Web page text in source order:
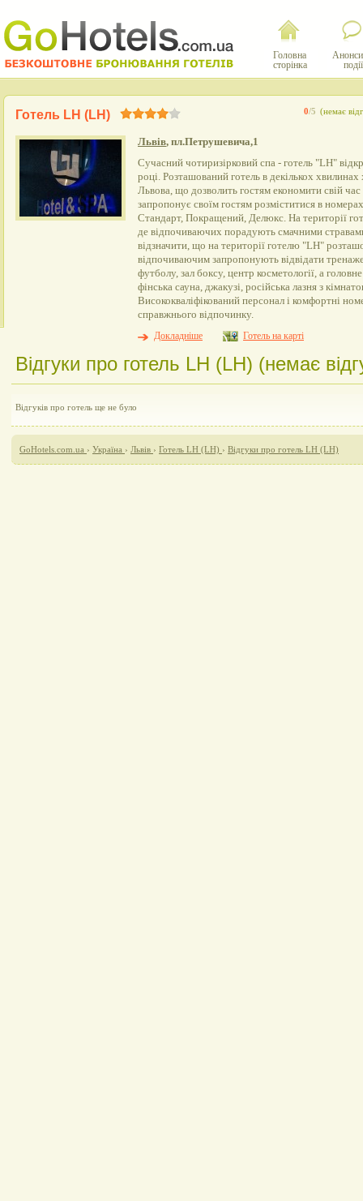
Головна
сторінка
події
0/5 (немає
Готель LH (LH)
Львів, пл.Петрушевича,1
Сучасний чотиризірковий спа - готель "LH"
році. Розташований готель в декількох
Львова, що дозволить гостям економити свій
запропонує своїм гостям розміститися в
Стандарт, Покращений, Делюкс. На території
де відпочиваючих порадують смачними
відзначити, що на території готелю "LH"
відпочиваючим запропонують відвідати
футболу, зал боксу, центр косметології, а
фінська сауна, джакузі, російська лазня з
Висококваліфікований персонал і комфортні
справжнього відпочинку.
Докладніше
Готель на карті
Відгуки про готель LH (LH) (немає
Відгуків про готель ще не було
GoHotels.com.ua › Україна › Львів › Готель LH (LH) › Відгуки про готель LH (LH)